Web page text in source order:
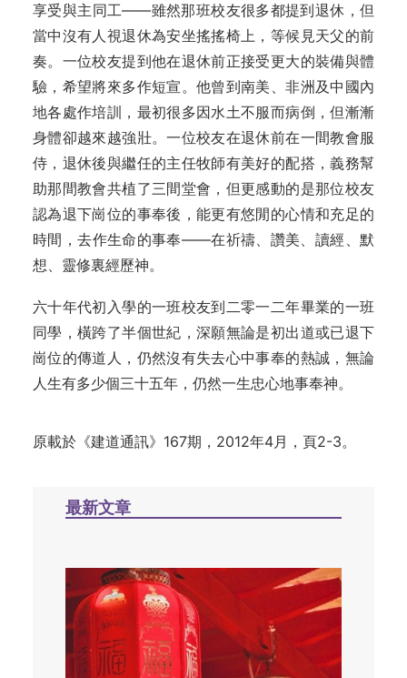
享受與主同工——雖然那班校友很多都提到退休，但
當中沒有人視退休為安坐搖搖椅上，等候見天父的前
奏。一位校友提到他在退休前正接受更大的裝備與體
驗，希望將來多作短宣。他曾到南美、非洲及中國內
地各處作培訓，最初很多因水土不服而病倒，但漸漸
身體卻越來越強壯。一位校友在退休前在一間教會服
侍，退休後與繼任的主任牧師有美好的配搭，義務幫
助那間教會共植了三間堂會，但更感動的是那位校友
認為退下崗位的事奉後，能更有悠閒的心情和充足的
時間，去作生命的事奉——在祈禱、讚美、讀經、默
想、靈修裏經歷神。
六十年代初入學的一班校友到二零一二年畢業的一班
同學，橫跨了半個世紀，深願無論是初出道或已退下
崗位的傳道人，仍然沒有失去心中事奉的熱誠，無論
人生有多少個三十五年，仍然一生忠心地事奉神。
原載於 《建道通訊》167期，2012年4月，頁2-3。
最新文章